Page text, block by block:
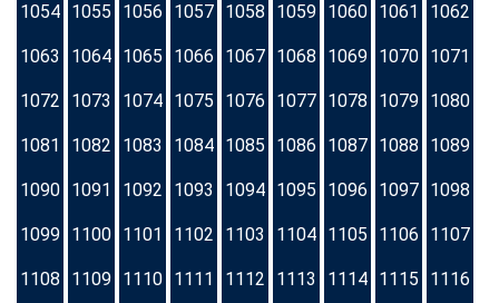
1054 1055 1056 1057 1058 1059 1060 1061 1062
1063 1064 1065 1066 1067 1068 1069 1070 1071
1072 1073 1074 1075 1076 1077 1078 1079 1080
1081 1082 1083 1084 1085 1086 1087 1088 1089
1090 1091 1092 1093 1094 1095 1096 1097 1098
1099 1100 1101 1102 1103 1104 1105 1106 1107
1108 1109 1110 1111 1112 1113 1114 1115 1116